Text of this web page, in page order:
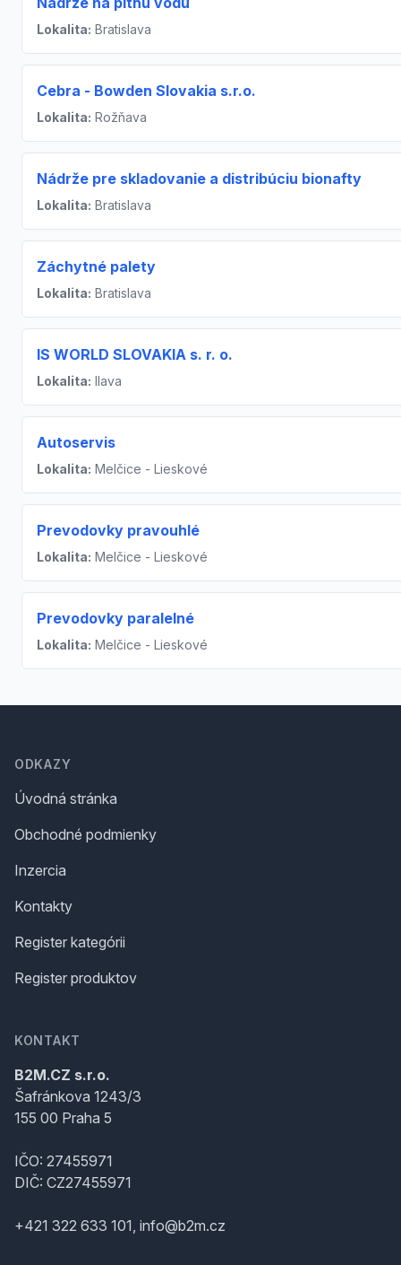
Lokalita: Bratislava
Cebra - Bowden Slovakia s.r.o.
Lokalita: Rožňava
Nádrže pre skladovanie a distribúciu bionafty
Lokalita: Bratislava
Záchytné palety
Lokalita: Bratislava
IS WORLD SLOVAKIA s. r. o.
Lokalita: Ilava
Autoservis
Lokalita: Melčice - Lieskové
Prevodovky pravouhlé
Lokalita: Melčice - Lieskové
Prevodovky paralelné
Lokalita: Melčice - Lieskové
ODKAZY
Úvodná stránka
Obchodné podmienky
Inzercia
Kontakty
Register kategórii
Register produktov
KONTAKT
B2M.CZ s.r.o.
Šafránkova 1243/3
155 00 Praha 5
IČO: 27455971
DIČ: CZ27455971
+421 322 633 101, info@b2m.cz